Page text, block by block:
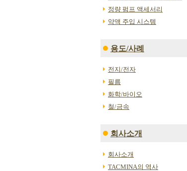
정량 펌프 액세서리
약액 주입 시스템
용도/사례
전지/전자
필름
화학/바이오
철/금속
회사소개
회사소개
TACMINA의 역사